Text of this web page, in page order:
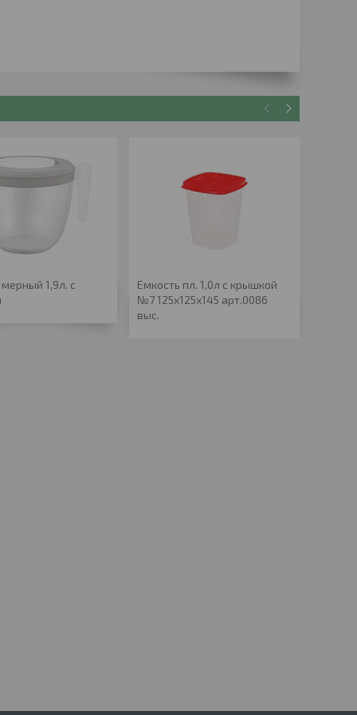
1,9л. с
Емкость пл. 1,0л с крышкой
№7 125х125х145 арт.0086
выс.